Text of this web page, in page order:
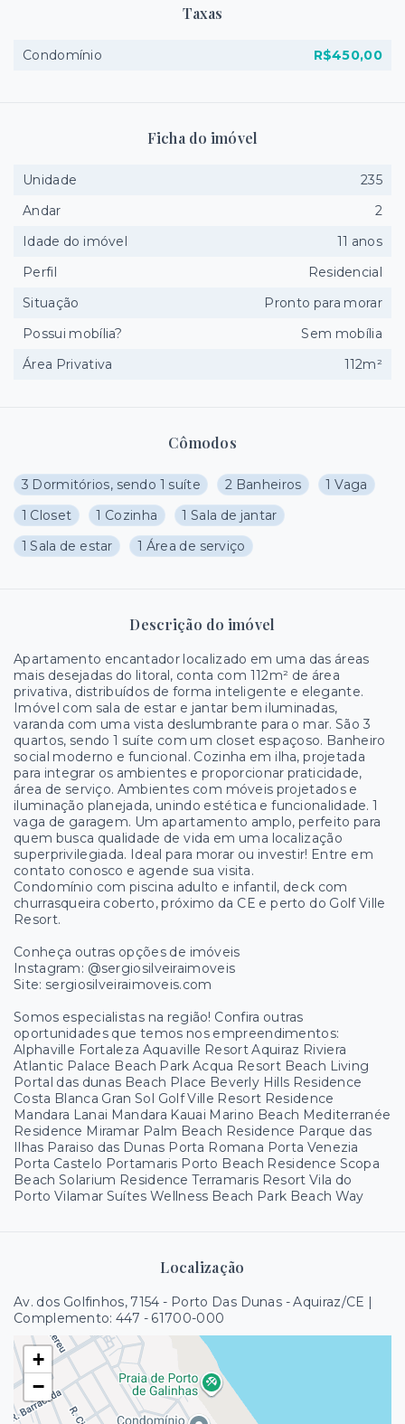
Cômodos
3 Dormitórios, sendo 1 suíte 2 Banheiros
1 Vaga
1 Closet
1 Cozinha
1 Sala de jantar
1 Sala de estar
1 Área de serviço
Descrição do imóvel
Apartamento encantador localizado em uma das áreas
mais desejadas do litoral, conta com 112m² de área
privativa, distribuídos de forma inteligente e elegante.
Imóvel com sala de estar e jantar bem iluminadas,
varanda com uma vista deslumbrante para o mar. São 3
quartos, sendo 1 suíte com um closet espaçoso. Banheiro
social moderno e funcional. Cozinha em ilha, projetada
para integrar os ambientes e proporcionar praticidade,
área de serviço. Ambientes com móveis projetados e
iluminação planejada, unindo estética e funcionalidade. 1
vaga de garagem. Um apartamento amplo, perfeito para
quem busca qualidade de vida em uma localização
superprivilegiada. Ideal para morar ou investir! Entre em
contato conosco e agende sua visita.
Condomínio com piscina adulto e infantil, deck com
churrasqueira coberto, próximo da CE e perto do Golf Ville
Resort.
Conheça outras opções de imóveis
Instagram: @sergiosilveiraimoveis
Site: sergiosilveiraimoveis.com
Somos especialistas na região! Confira outras
oportunidades que temos nos empreendimentos:
Alphaville Fortaleza Aquaville Resort Aquiraz Riviera
Atlantic Palace Beach Park Acqua Resort Beach Living
Portal das dunas Beach Place Beverly Hills Residence
Costa Blanca Gran Sol Golf Ville Resort Residence
Mandara Lanai Mandara Kauai Marino Beach Mediterranée
Residence Miramar Palm Beach Residence Parque das
Ilhas Paraiso das Dunas Porta Romana Porta Venezia
Porta Castelo Portamaris Porto Beach Residence Scopa
Beach Solarium Residence Terramaris Resort Vila do
Porto Vilamar Suítes Wellness Beach Park Beach Way
Localização
Av. dos Golfinhos, 7154 - Porto Das Dunas - Aquiraz/CE |
Complemento: 447 - 61700-000
+
−
Taxas
Condomínio R$450,00
Ficha do imóvel
Unidade
235
Andar
2
Idade do imóvel
11 anos
Perfil
Residencial
Situação
Pronto para morar
Possui mobília?
Sem mobília
Área Privativa
112m²